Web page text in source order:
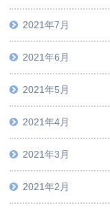
2021年7月
2021年6月
2021年5月
2021年4月
2021年3月
2021年2月